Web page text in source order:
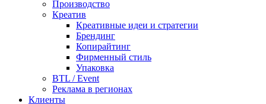
Производство
Креатив
Креативные идеи и стратегии
Брендинг
Копирайтинг
Фирменный стиль
Упаковка
BTL / Event
Реклама в регионах
Клиенты